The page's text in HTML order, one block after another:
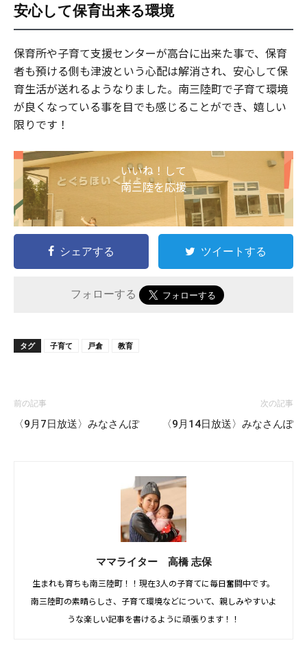
安心して保育出来る環境
保育所や子育て支援センターが高台に出来た事で、保育
者も預ける側も津波という心配は解消され、安心して保
育生活が送れるようなりました。南三陸町で子育て環境
が良くなっている事を目でも感じることができ、嬉しい
限りです！
いいね！して
南三陸を応援
シェアする ツイートする
フォローする
タグ 子育て 戸倉 教育
前の記事
〈9月7日放送〉みなさんぽ
次の記事
〈9月14日放送〉みなさんぽ
ママライター 高橋 志保
生まれも育ちも南三陸町！！現在3人の子育てに毎日奮闘中です。
南三陸町の素晴らしさ、子育て環境などについて、親しみやすいよ
うな楽しい記事を書けるように頑張ります！！